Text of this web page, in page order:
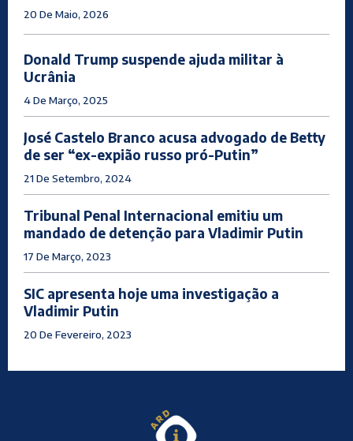
20 De Maio, 2026
Donald Trump suspende ajuda militar à
Ucrânia
4 De Março, 2025
José Castelo Branco acusa advogado de Betty
de ser “ex-expião russo pró-Putin”
21 De Setembro, 2024
Tribunal Penal Internacional emitiu um
mandado de detenção para Vladimir Putin
17 De Março, 2023
SIC apresenta hoje uma investigação a
Vladimir Putin
20 De Fevereiro, 2023